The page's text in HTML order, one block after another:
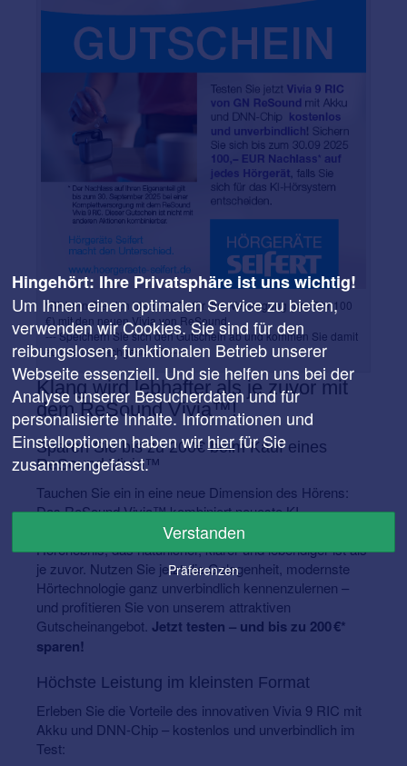
*Sichern Sie sich bis zu 200,- für Ihre Versorgung (pro Ohr 100
€) mit den neuen Vivia von ReSound.
--- Speichern Sie sich den Gutschein ab und kommen Sie damit
zu uns ins Fachgeschäft! ---
Klang wird lebhafter als je zuvor mit
dem ReSound Vivia™!
Sparen Sie bis zu 200€ beim Kauf eines
ReSound Vivia™
Tauchen Sie ein in eine neue Dimension des Hörens:
Das ReSound Vivia™ kombiniert neueste KI-
Technologie mit herausragendem Design – für ein
Hörerlebnis, das natürlicher, klarer und lebendiger ist als
je zuvor. Nutzen Sie jetzt die Gelegenheit, modernste
Hörtechnologie ganz unverbindlich kennenzulernen –
und profitieren Sie von unserem attraktiven
Gutscheinangebot. Jetzt testen – und bis zu 200 €*
sparen!
Höchste Leistung im kleinsten Format
Erleben Sie die Vorteile des innovativen Vivia 9 RIC mit
Akku und DNN-Chip – kostenlos und unverbindlich im
Test:
Hingehört: Ihre Privatsphäre ist uns wichtig!
Um Ihnen einen optimalen Service zu bieten,
verwenden wir Cookies. Sie sind für den
reibungslosen, funktionalen Betrieb unserer
Webseite essenziell. Und sie helfen uns bei der
Analyse unserer Besucherdaten und für
personalisierte Inhalte. Informationen und
Einstelloptionen haben wirhierfür Sie
zusammengefasst.
Verstanden
Präferenzen